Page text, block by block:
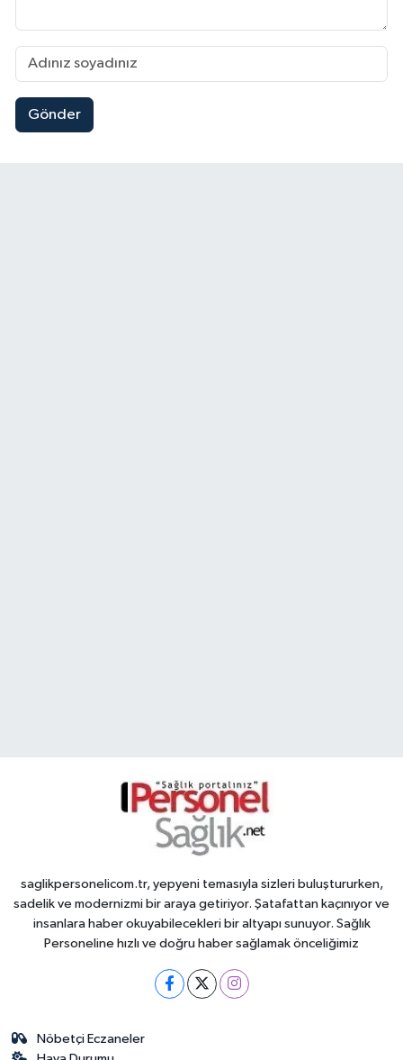
Gönder
saglikpersonelicom.tr, yepyeni temasıyla sizleri buluştururken,
sadelik ve modernizmi bir araya getiriyor. Şatafattan kaçınıyor ve
insanlara haber okuyabilecekleri bir altyapı sunuyor. Sağlık
Personeline hızlı ve doğru haber sağlamak önceliğimiz
Nöbetçi Eczaneler